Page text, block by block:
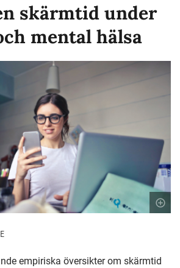
skärmtid under
mental hälsa
empiriska översikter om skärmtid